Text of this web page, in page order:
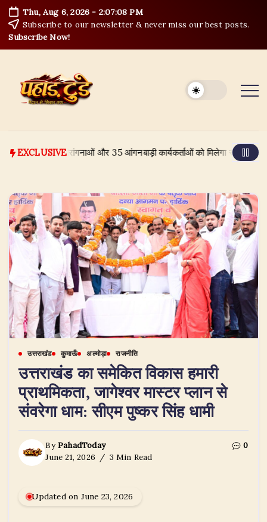
Skip
to
content
Thu, Aug 6, 2026 - 2:07:09 PM
Subscribe to our newsletter & never miss our best posts.
Subscribe Now!
EXCLUSIVE
13 वीरांगनाओं और 35 आंगनबाड़ी कार्यकर्ताओं को मिलेगा सम्मान August
उत्तराखंड कुमाऊँ अल्मोड़ा राजनीति
उत्तराखंड का समेकित विकास हमारी
प्राथमिकता, जागेश्वर मास्टर प्लान से
संवरेगा धाम: सीएम पुष्कर सिंह धामी
ByPahadToday
June 21, 2026
3 Min Read
0
Updated on June 23, 2026